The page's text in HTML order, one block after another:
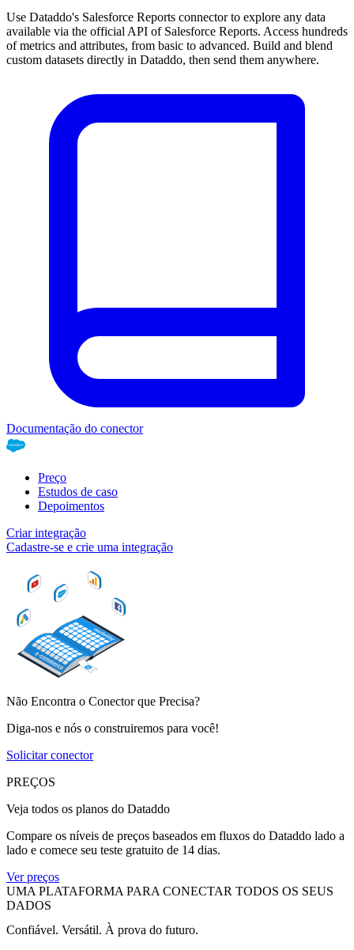
Use Dataddo's Salesforce Reports connector to explore any data
available via the official API of Salesforce Reports. Access hundreds
of metrics and attributes, from basic to advanced. Build and blend
custom datasets directly in Dataddo, then send them anywhere.
Documentação do conector
Preço
Estudos de caso
Depoimentos
Criar integração
Cadastre-se e crie uma integração
Não Encontra o Conector que Precisa?
Diga-nos e nós o construiremos para você!
Solicitar conector
PREÇOS
Veja todos os planos do Dataddo
Compare os níveis de preços baseados em fluxos do Dataddo lado a
lado e comece seu teste gratuito de 14 dias.
Ver preços
UMA PLATAFORMA PARA CONECTAR TODOS OS SEUS
DADOS
Confiável. Versátil. À prova do futuro.